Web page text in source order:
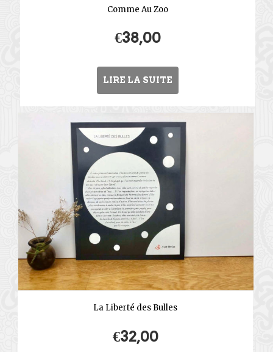
Comme Au Zoo
€38,00
LIRE LA SUITE
La Liberté des Bulles
€32,00